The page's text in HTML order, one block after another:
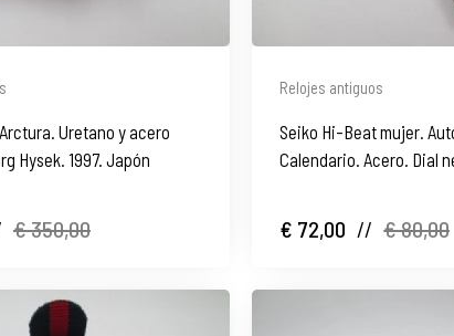
Uretano y acero
Hysek. 1997. Japón
€ 350,00
Relojes antiguos
Seiko Hi-Beat mujer.
Calendario. Acero. Dial
€ 72,00 // € 80,00